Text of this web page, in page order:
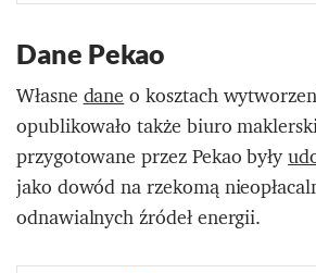
Dane Pekao
Własnedaneo kosztach
opublikowało także biuro
przygotowane przez Pekao były
jako dowód na rzekomą
odnawialnych źródeł energii.